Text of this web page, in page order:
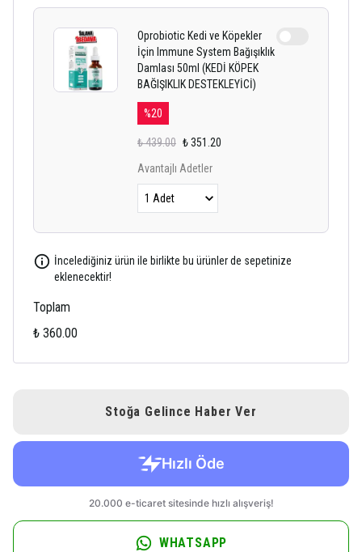
Oprobiotic Kedi ve Köpekler
İçin Immune System Bağışıklık
Damlası 50ml (KEDİ KÖPEK
BAĞIŞIKLIK DESTEKLEYİCİ)
%20
₺ 439.00 ₺ 351.20
Avantajlı Adetler
İncelediğiniz ürün ile birlikte bu ürünler de sepetinize
eklenecektir!
Toplam
₺ 360.00
Stoğa Gelince Haber Ver
WHATSAPP